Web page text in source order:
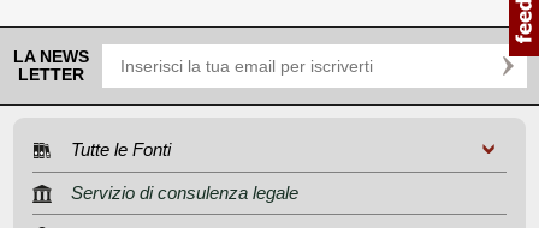
LA NEWS
LETTER
Tutte le Fonti
Servizio di consulenza legale